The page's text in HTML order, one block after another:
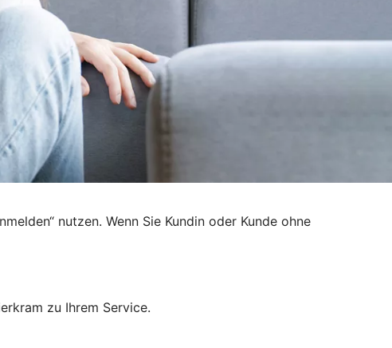
nutzen. Wenn Sie Kundin oder Kunde ohne
zu Ihrem Service.